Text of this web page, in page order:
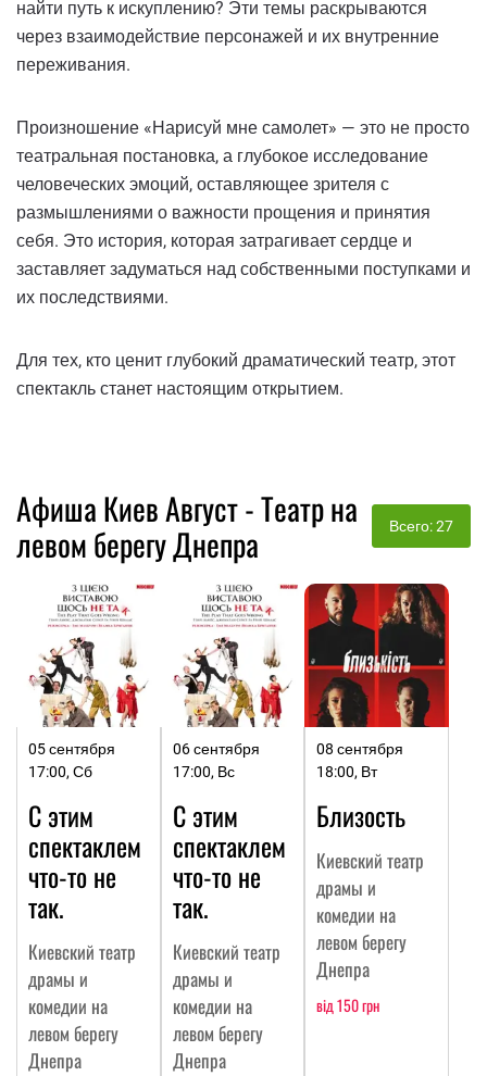
найти путь к искуплению? Эти темы раскрываются
через взаимодействие персонажей и их внутренние
переживания.
Произношение «Нарисуй мне самолет» — это не просто
театральная постановка, а глубокое исследование
человеческих эмоций, оставляющее зрителя с
размышлениями о важности прощения и принятия
себя. Это история, которая затрагивает сердце и
заставляет задуматься над собственными поступками и
их последствиями.
Для тех, кто ценит глубокий драматический театр, этот
спектакль станет настоящим открытием.
Афиша Киев Август - Театр на
левом берегу Днепра
Всего: 27
05 сентября
17:00, Сб
С этим
спектаклем
что-то не
так.
Киевский театр
драмы и
комедии на
левом берегу
Днепра
06 сентября
17:00, Вс
С этим
спектаклем
что-то не
так.
Киевский театр
драмы и
комедии на
левом берегу
Днепра
08 сентября
18:00, Вт
Близость
Киевский театр
драмы и
комедии на
левом берегу
Днепра
від 150 грн